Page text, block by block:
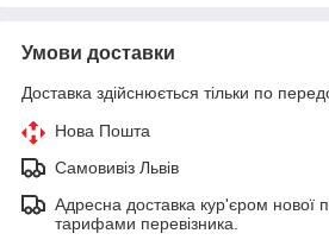
Умови доставки
Доставка здійснюється тільки по
Нова Пошта
Самовивіз Львів
Адресна доставка кур'єром нової
тарифами перевізника.